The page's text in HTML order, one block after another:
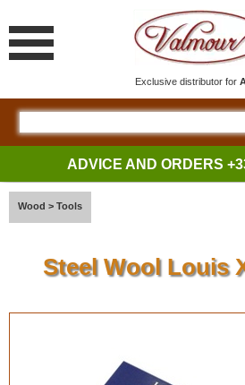
Exclusive distributor for
ADVICE AND ORDERS
Wood > Tools
Steel Wool Louis